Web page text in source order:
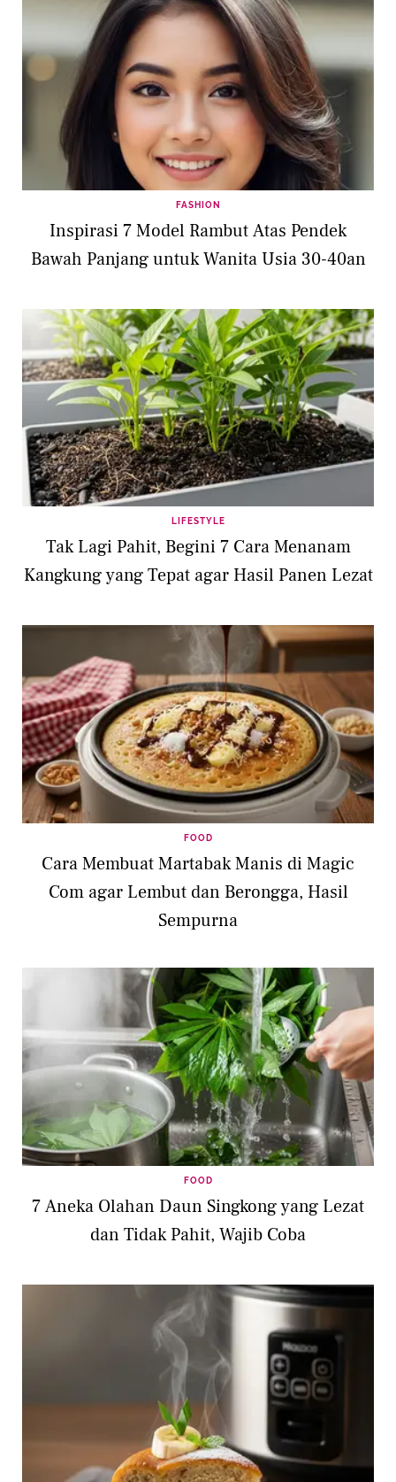
FASHION
Inspirasi 7 Model Rambut Atas Pendek
Bawah Panjang untuk Wanita Usia 30-40an
LIFESTYLE
Tak Lagi Pahit, Begini 7 Cara Menanam
Kangkung yang Tepat agar Hasil Panen Lezat
FOOD
Cara Membuat Martabak Manis di Magic
Com agar Lembut dan Berongga, Hasil
Sempurna
FOOD
7 Aneka Olahan Daun Singkong yang Lezat
dan Tidak Pahit, Wajib Coba